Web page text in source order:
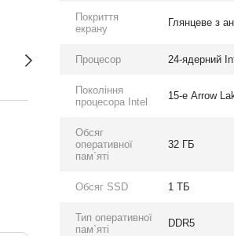
Покриття
екрану
Глянцеве з
Процесор 24-ядерний
Покоління
процесора Intel
15-е Arrow
Обсяг
оперативної
пам`яті
32 ГБ
Обсяг SSD 1 ТБ
Тип оперативної
пам`яті
DDR5